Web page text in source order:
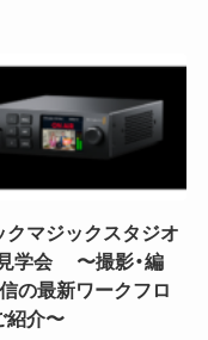
クマジックスタジオ
学会 〜撮影・編
信の最新ワークフロ
紹介〜